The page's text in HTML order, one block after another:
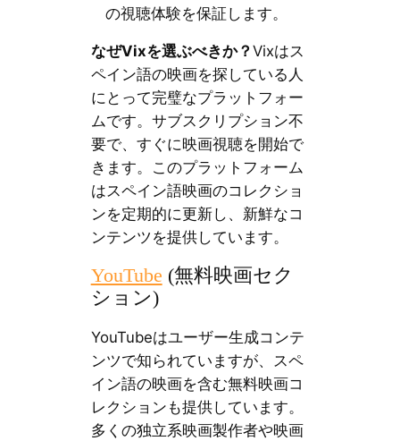
の視聴体験を保証します。
なぜVixを選ぶべきか？ Vixはス
ペイン語の映画を探している人
にとって完璧なプラットフォー
ムです。サブスクリプション不
要で、すぐに映画視聴を開始で
きます。このプラットフォーム
はスペイン語映画のコレクショ
ンを定期的に更新し、新鮮なコ
ンテンツを提供しています。
YouTube (無料映画セク
ション)
YouTubeはユーザー生成コンテ
ンツで知られていますが、スペ
イン語の映画を含む無料映画コ
レクションも提供しています。
多くの独立系映画製作者や映画